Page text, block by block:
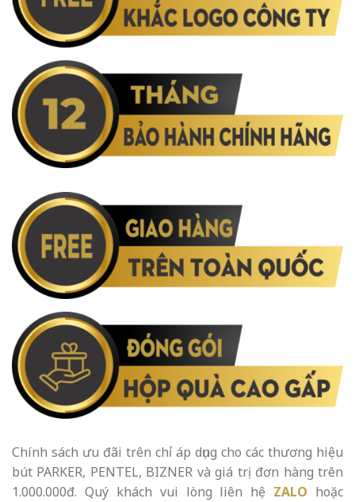
Chính sách ưu đãi trên chỉ áp dụng cho các thương hiệu
bút PARKER, PENTEL, BIZNER và giá trị đơn hàng trên
1.000.000đ. Quý khách vui lòng liên hệ ZALO hoặc